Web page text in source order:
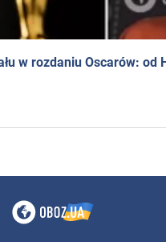
w rozdaniu Oscarów: od